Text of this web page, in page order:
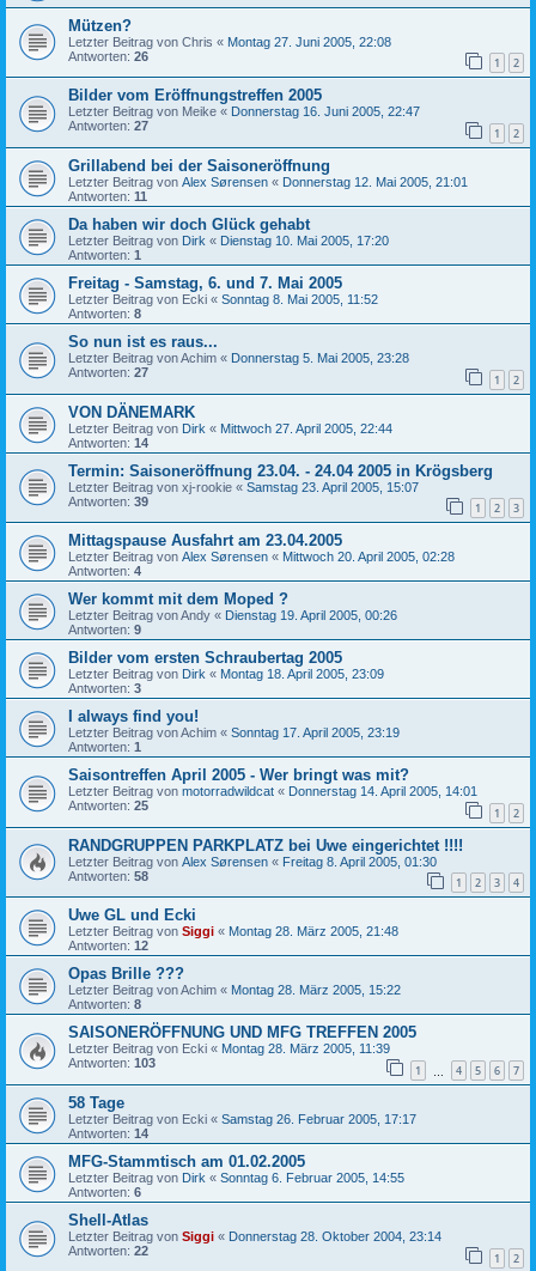
Mützen?
Letzter Beitrag von Chris « Montag 27. Juni 2005, 22:08
Antworten: 26 1 2
Bilder vom Eröffnungstreffen 2005
Letzter Beitrag von Meike « Donnerstag 16. Juni 2005, 22:47
Antworten: 27 1 2
Grillabend bei der Saisoneröffnung
Letzter Beitrag von Alex Sørensen « Donnerstag 12. Mai 2005, 21:01
Antworten: 11
Da haben wir doch Glück gehabt
Letzter Beitrag von Dirk « Dienstag 10. Mai 2005, 17:20
Antworten: 1
Freitag - Samstag, 6. und 7. Mai 2005
Letzter Beitrag von Ecki « Sonntag 8. Mai 2005, 11:52
Antworten: 8
So nun ist es raus...
Letzter Beitrag vonAchim « Donnerstag 5. Mai 2005, 23:28
Antworten: 27 1 2
VON DÄNEMARK
Letzter Beitrag von Dirk « Mittwoch 27. April 2005, 22:44
Antworten: 14
Termin: Saisoneröffnung 23.04. - 24.04 2005 in Krögsberg
Letzter Beitrag von xj-rookie « Samstag 23. April 2005, 15:07
Antworten: 39 1 2 3
Mittagspause Ausfahrt am 23.04.2005
Letzter Beitrag von Alex Sørensen « Mittwoch 20. April 2005, 02:28
Antworten: 4
Wer kommt mit dem Moped ?
Letzter Beitrag vonAndy « Dienstag 19. April 2005, 00:26
Antworten: 9
Bilder vom ersten Schraubertag 2005
Letzter Beitrag von Dirk « Montag 18. April 2005, 23:09
Antworten: 3
I always find you!
Letzter Beitrag vonAchim « Sonntag 17. April 2005, 23:19
Antworten: 1
Saisontreffen April 2005 - Wer bringt was mit?
Letzter Beitrag von motorradwildcat « Donnerstag 14. April 2005, 14:01
Antworten: 25 1 2
RANDGRUPPEN PARKPLATZ bei Uwe eingerichtet !!!!
Letzter Beitrag von Alex Sørensen « Freitag 8. April 2005, 01:30
Antworten: 58 1 2 3 4
Uwe GL und Ecki
Letzter Beitrag von Siggi « Montag 28. März 2005, 21:48
Antworten: 12
Opas Brille ???
Letzter Beitrag vonAchim « Montag 28. März 2005, 15:22
Antworten: 8
SAISONERÖFFNUNG UND MFG TREFFEN 2005
Letzter Beitrag von Ecki « Montag 28. März 2005, 11:39
Antworten: 103 1 4 5 6 7
58 Tage
Letzter Beitrag von Ecki « Samstag 26. Februar 2005, 17:17
Antworten: 14
MFG-Stammtisch am 01.02.2005
Letzter Beitrag von Dirk « Sonntag 6. Februar 2005, 14:55
Antworten: 6
Shell-Atlas
Letzter Beitrag von Siggi « Donnerstag 28. Oktober 2004, 23:14
Antworten: 22 1 2